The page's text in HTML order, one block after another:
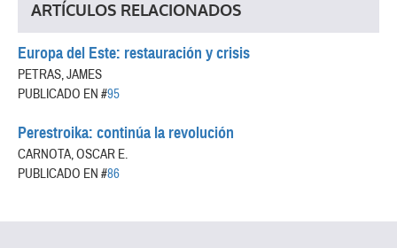
ARTÍCULOS RELACIONADOS
Europa del Este: restauración y crisis
PETRAS, JAMES
PUBLICADO EN #95
Perestroika: continúa la revolución
CARNOTA, OSCAR E.
PUBLICADO EN #86